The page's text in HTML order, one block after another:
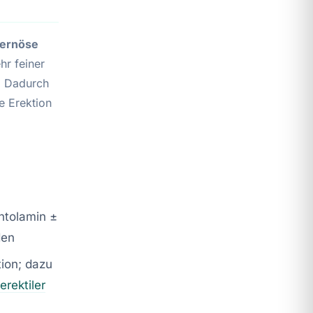
feiner
Dadurch
Erektion
±
dazu